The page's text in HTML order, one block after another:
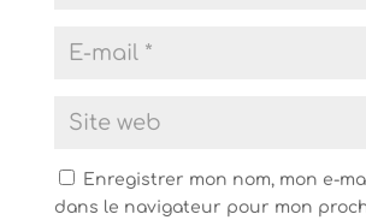
Enregistrer mon nom, mon e-
dans le navigateur pour mon